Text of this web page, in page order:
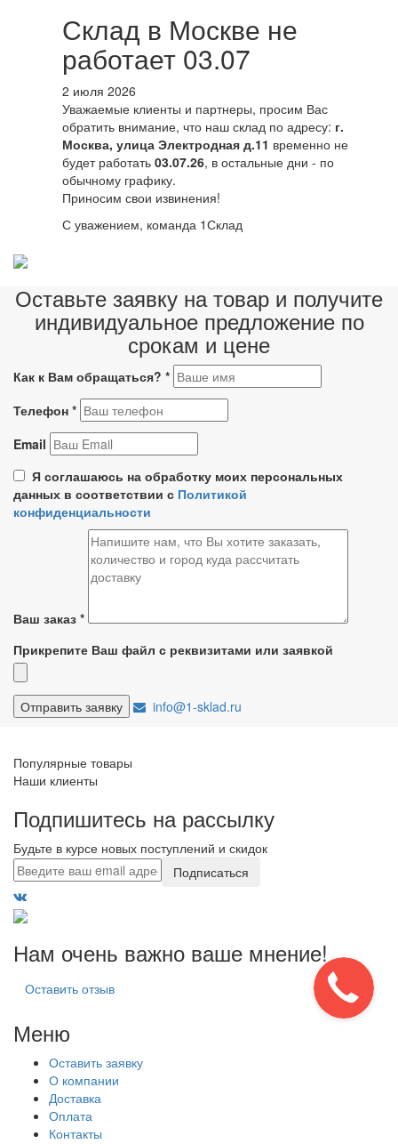
Склад в Москве не
работает 03.07
2 июля 2026
Уважаемые клиенты и партнеры, просим Вас
обратить внимание, что наш склад по адресу: г.
Москва, улица Электродная д.11 временно не
будет работать 03.07.26, в остальные дни - по
обычному графику.
Приносим свои извинения!
С уважением, команда 1Склад
Оставьте заявку на товар и получите
индивидуальное предложение по
срокам и цене
Как к Вам обращаться? *
Телефон *
Email
Я соглашаюсь на обработку моих персональных
данных в соответствии с Политикой
конфиденциальности
Ваш заказ *
Прикрепите Ваш файл с реквизитами или заявкой
info@1-sklad.ru
Популярные товары
Наши клиенты
Подпишитесь на рассылку
Будьте в курсе новых поступлений и скидок
Подписаться
Нам очень важно ваше мнение!
Оставить отзыв
Меню
Оставить заявку
О компании
Доставка
Оплата
Контакты